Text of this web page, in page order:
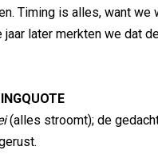
Timing is alles, want we
jaar later merkten we dat
(alles stroomt); de